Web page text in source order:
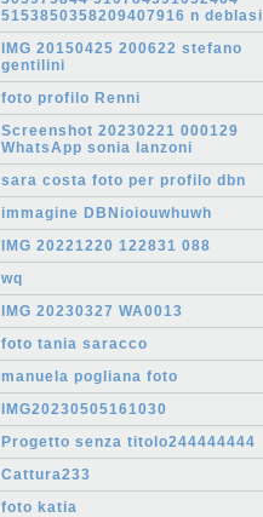
5153850358209407916 n deblasi
IMG 20150425 200622 stefano
gentilini
foto profilo Renni
Screenshot 20230221 000129
WhatsApp sonia lanzoni
sara costa foto per profilo dbn
immagine DBNioiouwhuwh
IMG 20221220 122831 088
wq
IMG 20230327 WA0013
foto tania saracco
manuela pogliana foto
IMG20230505161030
Progetto senza titolo244444444
Cattura233
foto katia